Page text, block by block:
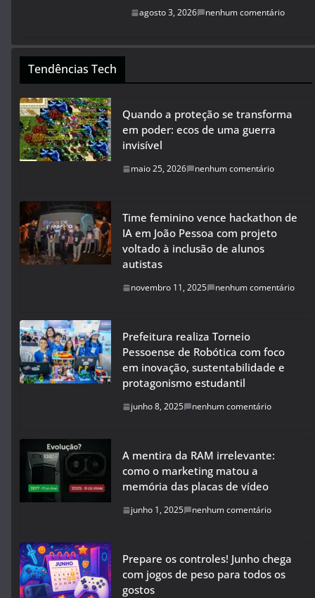
agosto 3, 2026 nenhum comentário
Tendências Tech
Quando a proteção se transforma
em poder: ecos de uma guerra
invisível
maio 25, 2026 nenhum comentário
Time feminino vence hackathon de
IA em João Pessoa com projeto
voltado à inclusão de alunos
autistas
novembro 11, 2025 nenhum comentário
Prefeitura realiza Torneio
Pessoense de Robótica com foco
em inovação, sustentabilidade e
protagonismo estudantil
junho 8, 2025 nenhum comentário
A mentira da RAM irrelevante:
como o marketing matou a
memória das placas de vídeo
junho 1, 2025 nenhum comentário
Prepare os controles! Junho chega
com jogos de peso para todos os
gostos